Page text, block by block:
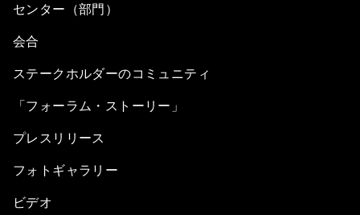
センター（部門）
会合
ステークホルダーのコミュニティ
「フォーラム・ストーリー」
プレスリリース
フォトギャラリー
ビデオ